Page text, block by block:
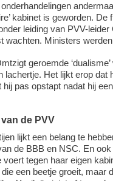
kabinet is geworden.
leiding van PVV-
wachten. Ministers
geroemde
lachertje. Het lijkt erop
hij pas opstapt nadat hij
de PVV
lijkt een belang te
de BBB en NSC. En
tegen haar eigen
een beetje groeit, maar